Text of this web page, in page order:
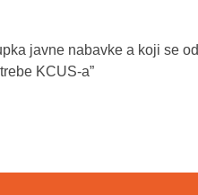
javne nabavke a koji se
KCUS-a”